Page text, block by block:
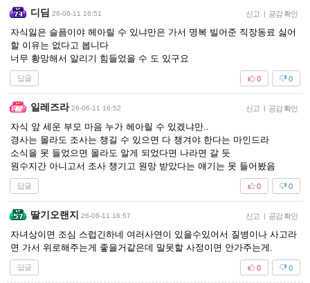
디딤 26-06-11 16:51 신고 | 공감 확인
자식잃은 슬픔이야 헤아릴 수 있냐만은 가서 명복 빌어준 직장동료 싫어
할 이유는 없다고 봅니다
너무 황망해서 알리기 힘들었을 수 도 있구요
답글 0
0
일레즈라 26-06-11 16:52 신고 | 공감 확인
자식 앞 세운 부모 마음 누가 헤아릴 수 있겠냐만..
경사는 몰라도 조사는 챙길 수 있으면 다 챙겨야 한다는 마인드라
소식을 못 들었으면 몰라도 알게 되었다면 나라면 갈 듯
원수지간 아니고서 조사 챙기고 원망 받았다는 얘기는 못 들어봤음
답글 0
0
딸기오랜지 26-06-11 16:57 신고 | 공감 확인
자녀상이면 조심 스럽긴하네 여러사연이 있을수있어서 질병이나 사고라
면 가서 위로해주는게 좋을거같은데 말못할 사정이면 안가주는게.
답글 0
0